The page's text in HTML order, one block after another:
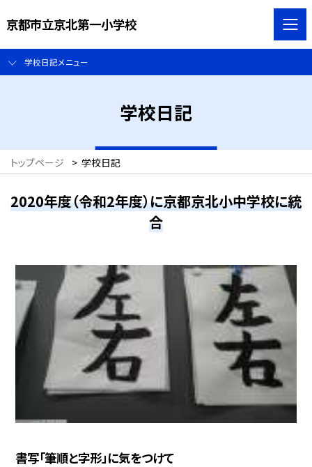
京都市立京北第一小学校
学校日記メニュー
学校日記
トップページ > 学校日記
2020年度（令和2年度）に京都京北小中学校に統
合
書写「筆順と字形」に気をつけて